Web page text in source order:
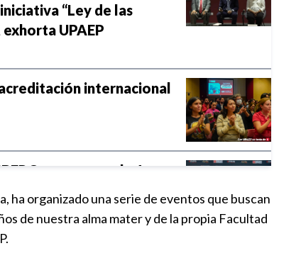
“Ley de las
exhorta UPAEP
internacional
convocan a la 1a.
de Paz
y Cultura y UPAEP
ha organizado una serie de eventos que buscan
de nuestra alma mater y de la propia Facultad